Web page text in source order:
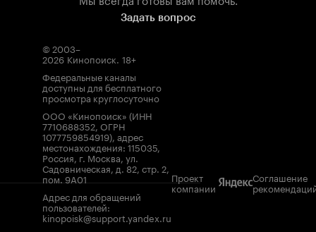
Задать вопрос
© 2003–
2026 Кинопоиск. 18+
Федеральные каналы
доступны для бесплатного
просмотра круглосуточно
ООО «Кинопоиск» (ИНН
7710688352, ОГРН
1077759854919), адрес
местонахождения: 115035,
Россия, г. Москва, ул.
Садовническая, д. 82, стр. 2,
пом. 9А01
Адрес для обращений
пользователей:
kinopoisk@support.yandex.ru
Проект
компании
Соглашение